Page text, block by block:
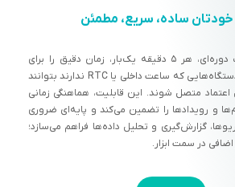
ساده، سریع، مطمئن
بروکر AirNgin به‌صورت دوره‌ای، هر ۵ دقیقه یک‌بار، زمان دقیق را برای
ابزارها منتشر می‌کند تا دستگاه‌هایی که ساعت داخلی یا RTC ندارند بتوانند
متصل شوند. این قابلیت، هماهنگی زمانی
و رویدادها را تضمین می‌کند و پایه‌ای ضروری
گزارش‌گیری و تحلیل داده‌ها فراهم می‌سازد؛
در سمت ابزار.